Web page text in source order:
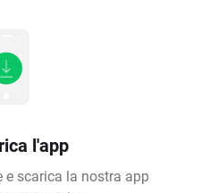
l'app
scarica la nostra app